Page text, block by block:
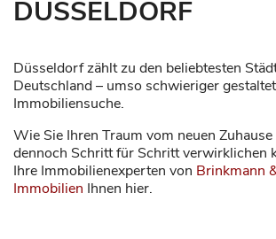
DÜSSELDORF
Düsseldorf zählt zu den beliebtesten
Deutschland – umso schwieriger
Immobiliensuche.
Wie Sie Ihren Traum vom neuen
dennoch Schritt für Schritt verwirklichen
Ihre Immobilienexperten von Brinkmann
Immobilien Ihnen hier.